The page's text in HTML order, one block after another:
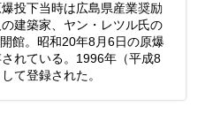
投下当時は広島県産業奨励
建築家、ヤン・レツル氏の
館。昭和20年8月6日の原爆
れている。1996年（平成8
て登録された。